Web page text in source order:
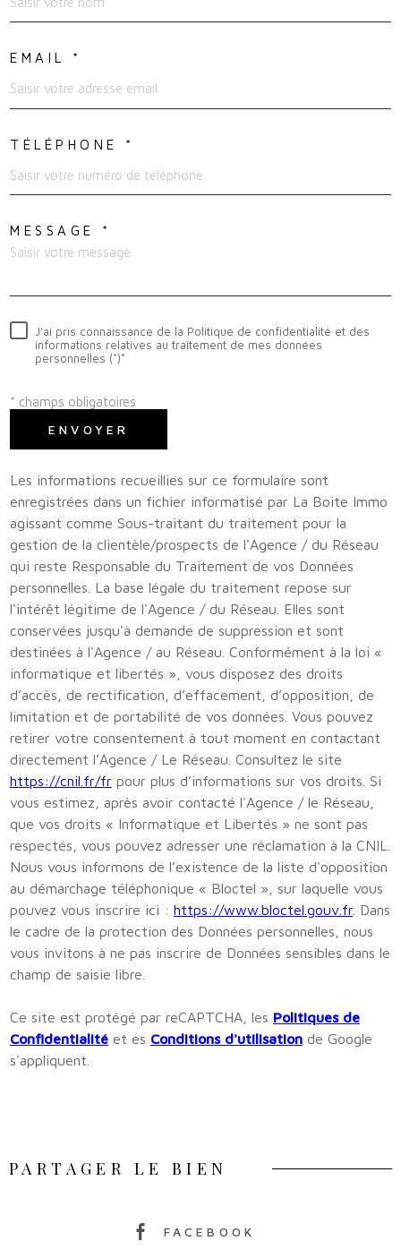
EMAIL *
TÉLÉPHONE *
MESSAGE *
J'ai pris connaissance de la Politique de confidentialité et des
informations relatives au traitement de mes données
personnelles (*)*
* champs obligatoires
ENVOYER
Les informations recueillies sur ce formulaire sont
enregistrées dans un fichier informatisé par La Boite Immo
agissant comme Sous-traitant du traitement pour la
gestion de la clientèle/prospects de l'Agence / du Réseau
qui reste Responsable du Traitement de vos Données
personnelles. La base légale du traitement repose sur
l'intérêt légitime de l'Agence / du Réseau. Elles sont
conservées jusqu'à demande de suppression et sont
destinées à l'Agence / au Réseau. Conformément à la loi «
informatique et libertés », vous disposez des droits
d’accès, de rectification, d’effacement, d’opposition, de
limitation et de portabilité de vos données. Vous pouvez
retirer votre consentement à tout moment en contactant
directement l’Agence / Le Réseau. Consultez le site
https://cnil.fr/fr pour plus d’informations sur vos droits. Si
vous estimez, après avoir contacté l'Agence / le Réseau,
que vos droits « Informatique et Libertés » ne sont pas
respectés, vous pouvez adresser une réclamation à la CNIL.
Nous vous informons de l’existence de la liste d'opposition
au démarchage téléphonique « Bloctel », sur laquelle vous
pouvez vous inscrire ici : https://www.bloctel.gouv.fr . Dans
le cadre de la protection des Données personnelles, nous
vous invitons à ne pas inscrire de Données sensibles dans le
champ de saisie libre.
Ce site est protégé par reCAPTCHA, les Politiques de
Confidentialité et es Conditions d'utilisation de Google
s'appliquent.
PARTAGER LE BIEN
FACEBOOK